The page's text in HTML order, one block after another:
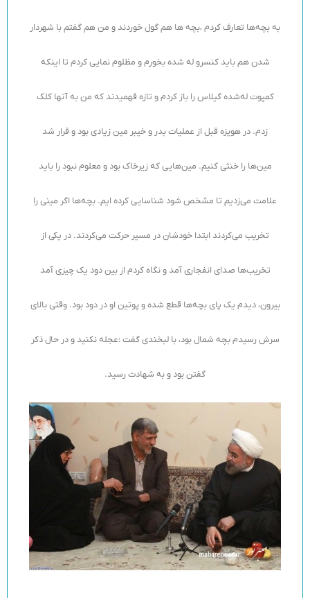
به بچه‌ها تعارف کردم ،بچه ها هم گول خوردند و من هم گفتم با شهردار
شدن هم باید کنسرو له شده بخورم و مظلوم نمایی کردم تا اینکه
کمپوت له‌شده گیلاس را باز کردم و تازه فهمیدند که من به آنها کلک
زدم. در هویزه قبل از عملیات بدر و خیبر مین زیادی بود و قرار شد
مین‌ها را خنثی کنیم. مین‌هایی که زیرخاک بود و معلوم نبود را باید
علامت می‌زدیم تا مشخص شود شناسایی کرده ایم. بچه‌ها اگر مینی را
تخریب می‌کردند ابتدا خودشان در مسیر حرکت می‌کردند. در یکی از
تخریب‌ها صدای انفجاری آمد و نگاه کردم از بین دود یک چیزی آمد
بیرون، دیدم یک پای بچه‌ها قطع شده و پوتین او در دود بود. وقتی بالای
سرش رسیدم بچه شمال بود، با لبخندی گفت :عجله نکنید و در حال ذکر
گفتن بود و به شهادت رسید.